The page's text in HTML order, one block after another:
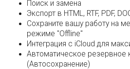
Поиск и замена
Экспорт в HTML, RTF, PDF,
Сохраните вашу работу на
режиме "Offline"
Интеграция с iCloud для
Автоматическое резервное
(Автосохранение)